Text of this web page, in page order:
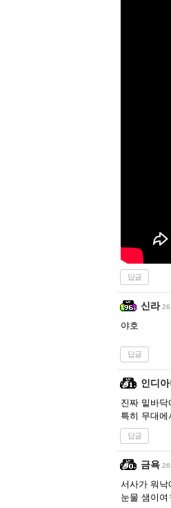
답글
신라
야호
답글
인디
진짜 밑바
특히 무대
답글
금욕
서사가 워낙
눈물 샘이여